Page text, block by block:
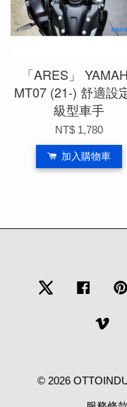
「ARES」
MT07 (21-) 舒適設
級型車手
NT$ 1,780
加入購物車
Twitter
© 2026